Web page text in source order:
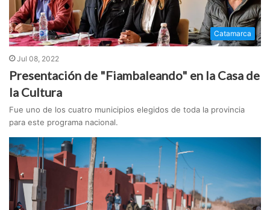
Catamarca
Jul 08, 2022
Presentación de "Fiambaleando" en la Casa de
la Cultura
Fue uno de los cuatro municipios elegidos de toda la provincia
para este programa nacional.